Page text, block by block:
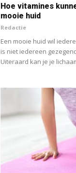
Hoe vitamines
mooie huid
Redactie
Een mooie huid wil
is niet iedereen
Uiteraard kan je je